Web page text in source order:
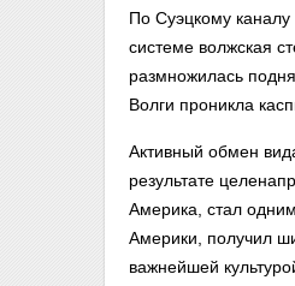
По Суэцкому
системе волжская
размножилась
Волги проникла
Активный обмен
результате
Америка, стал
Америки, получил
важнейшей